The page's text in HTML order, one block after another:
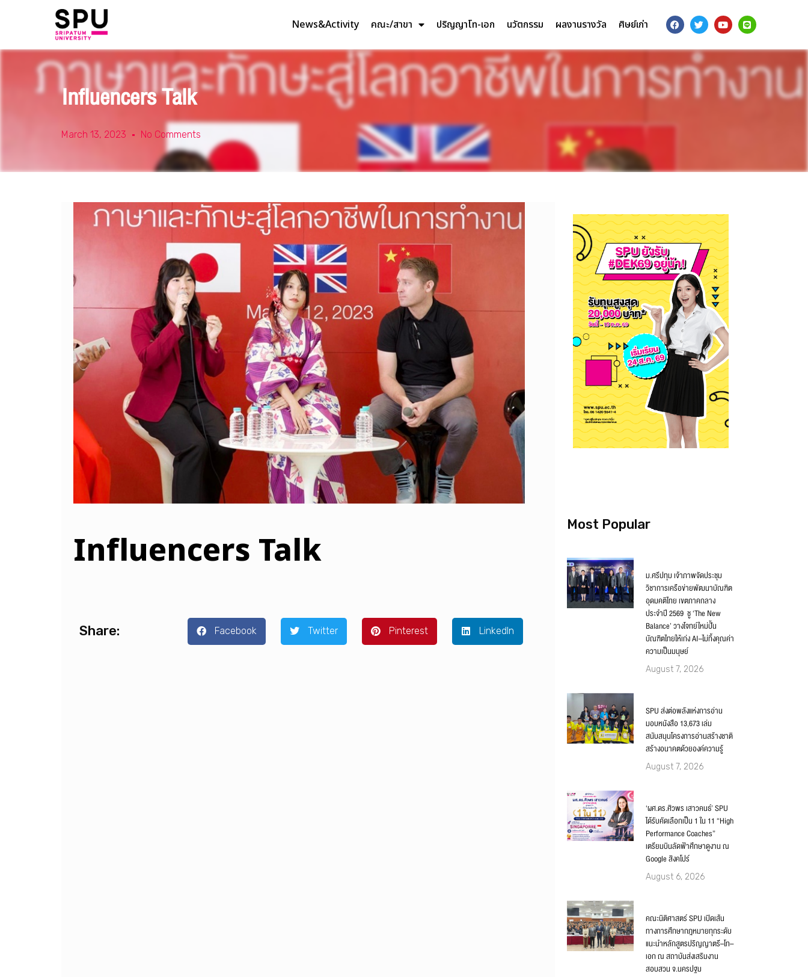
News&Activity คณะ/สาขา ปริญญาโท-เอก นวัตกรรม ผลงานรางวัล ศิษย์เก่า
Influencers Talk
March 13, 2023 No Comments
Influencers Talk
Share: Facebook Twitter Pinterest LinkedIn
Most Popular
ม.ศรีปทุม เจ้าภาพจัดประชุม
วิชาการเครือข่ายพัฒนาบัณฑิต
อุดมคติไทย เขตภาคกลาง
ประจำปี 2569 ชู ‘The New
Balance’ วางโจทย์ใหม่ปั้น
บัณฑิตไทยให้เก่ง AI–ไม่ทิ้งคุณค่า
ความเป็นมนุษย์
August 7, 2026
SPU ส่งต่อพลังแห่งการอ่าน
มอบหนังสือ 13,673 เล่ม
สนับสนุนโครงการอ่านสร้างชาติ
สร้างอนาคตด้วยองค์ความรู้
August 7, 2026
‘ผศ.ดร.ศิวพร เสาวคนธ์’ SPU
ได้รับคัดเลือกเป็น 1 ใน 11 “High
Performance Coaches”
เตรียมบินลัดฟ้าศึกษาดูงาน ณ
Google สิงคโปร์
August 6, 2026
คณะนิติศาสตร์ SPU เปิดเส้น
ทางการศึกษากฎหมายทุกระดับ
แนะนำหลักสูตรปริญญาตรี–โท–
เอก ณ สถาบันส่งเสริมงาน
สอบสวน จ.นครปฐม